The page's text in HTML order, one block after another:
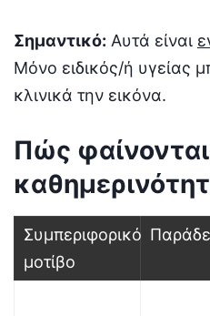
Σημαντικό: Αυτά είναι
Μόνο ειδικός/ή υγείας
κλινικά την εικόνα.
Πώς
Συμπεριφορικό
μοτίβο